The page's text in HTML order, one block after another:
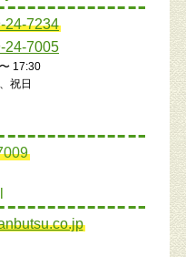
24-7234
24-7005
17:30
祝日